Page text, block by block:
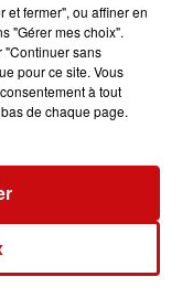
pour un salut
VINS DE
et fermer", ou affiner en
"Gérer mes choix".
"Continuer sans
pour ce site. Vous
à tout
de chaque page.